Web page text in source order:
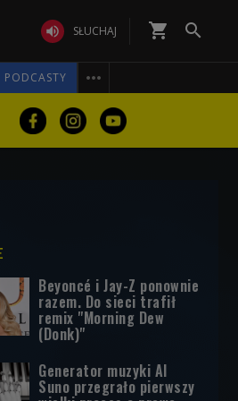
 SŁUCHAJ shopping_cart 
PODCASTY 
Beyoncé i Jay-Z ponownie
razem. Do sieci trafił
remix "Morning Dew
(Donk)"
Generator muzyki AI
Suno przegrało pierwszy